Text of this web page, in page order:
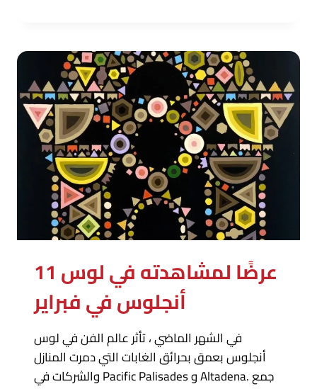
11 عرضًا لمشاهدته في لوس
أنجلوس في فبراير
في الشهر الماضي ، تأثر عالم الفن في لوس
أنجلوس بعمق بحرائق الغابات التي دمرت المنازل
والشركات في Pacific Palisades و Altadena. جمع